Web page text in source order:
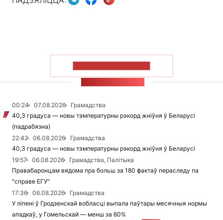
00:24 07.08.2026
Грамадства
40,3 градуса — новы тэмпературны рэкорд жніўня ў Беларусі
(падрабязна)
22:42
06.08.2026
Грамадства
40,3 градуса — новы тэмпературны рэкорд жніўня ў Беларусі
19:57
06.08.2026
Грамадства, Палітыка
Правабаронцам вядома пра больш за 180 фактаў пераследу па
"справе ЕГУ"
17:36
06.08.2026
Грамадства
У ліпені ў Гродзенскай вобласці выпала паўтары месячныя нормы
ападкаў, у Гомельскай — менш за 60%